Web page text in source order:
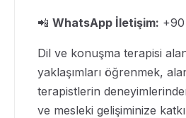
📲 WhatsApp İletişim:
Dil ve konuşma terapisi
yaklaşımları öğrenmek,
terapistlerin
ve mesleki gelişiminize